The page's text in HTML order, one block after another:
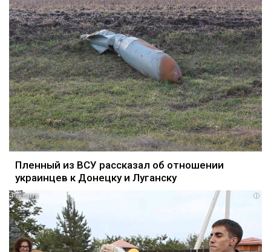
Пленный из ВСУ рассказал об отношении
украинцев к Донецку и Луганску
i